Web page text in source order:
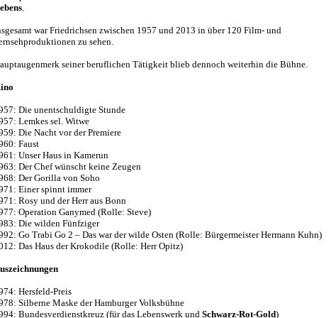
.
war Friedrichsen zwischen 1957 und 2013 in über 120 Film- und
zu sehen.
seiner beruflichen Tätigkeit blieb dennoch weiterhin die Bühne.
Die unentschuldigte Stunde
Lemkes sel. Witwe
Die Nacht vor der Premiere
Faust
Unser Haus in Kamerun
Der Chef wünscht keine Zeugen
Der Gorilla von Soho
Einer spinnt immer
Rosy und der Herr aus Bonn
Operation Ganymed (Rolle: Steve)
Die wilden Fünfziger
Go Trabi Go 2 – Das war der wilde Osten (Rolle: Bürgermeister Hermann Kuhn)
Das Haus der Krokodile (Rolle: Herr Opitz)
Hersfeld-Preis
Silberne Maske der Hamburger Volksbühne
Bundesverdienstkreuz (für das Lebenswerk und Schwarz-Rot-Gold)